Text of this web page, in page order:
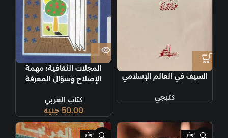
السيف في العالم الإسلامي
كتبجي
المجلات الثقافية؛ مهمة
الإصلاح وسؤال المعرفة
كتاب العربي
50.00 جنيه
غير متوفر غير متوفر